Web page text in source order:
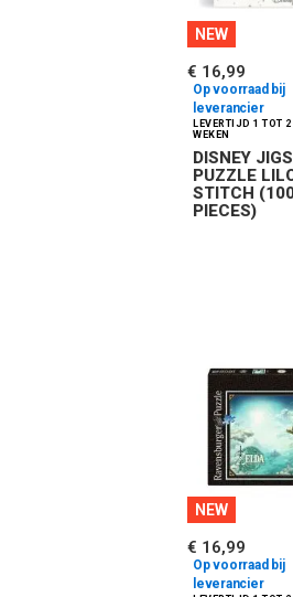
NEW
DISNEY
PUZZLE
STITCH
PIECES)
€ 16,99
Op voorraad bij
leverancier
NEW
€ 16,99
Op voorraad bij
leverancier